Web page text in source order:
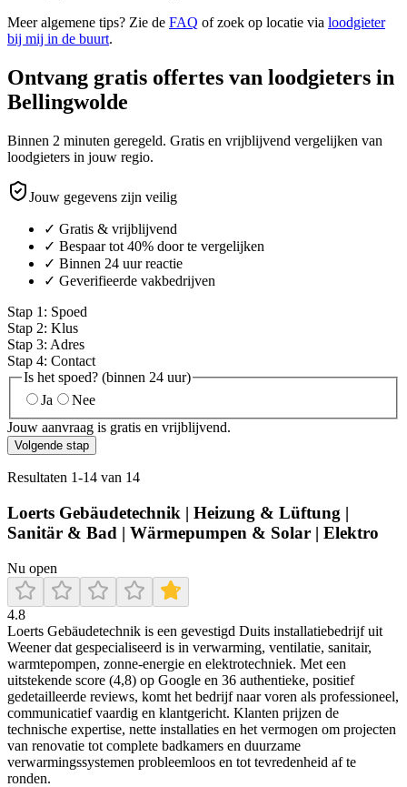
Meer algemene tips? Zie de FAQ of zoek op locatie via loodgieter
bij mij in de buurt.
Ontvang gratis offertes van loodgieters in
Bellingwolde
Binnen 2 minuten geregeld. Gratis en vrijblijvend vergelijken van
loodgieters in jouw regio.
Jouw gegevens zijn veilig
✓ Gratis & vrijblijvend
✓ Bespaar tot 40% door te vergelijken
✓ Binnen 24 uur reactie
✓ Geverifieerde vakbedrijven
Stap 1 : Spoed
Stap 2: Klus
Stap 3: Adres
Stap 4: Contact
Is het spoed? (binnen 24 uur)
Ja
Nee
Jouw aanvraag is gratis en vrijblijvend.
Volgende stap
Resultaten 1-14 van 14
Loerts Gebäudetechnik | Heizung & Lüftung |
Sanitär & Bad | Wärmepumpen & Solar | Elektro
Nu open
4.8
Loerts Gebäudetechnik is een gevestigd Duits installatiebedrijf uit
Weener dat gespecialiseerd is in verwarming, ventilatie, sanitair,
warmtepompen, zonne-energie en elektrotechniek. Met een
uitstekende score (4,8) op Google en 36 authentieke, positief
gedetailleerde reviews, komt het bedrijf naar voren als professioneel,
communicatief vaardig en klantgericht. Klanten prijzen de
technische expertise, nette installaties en het vermogen om projecten
van renovatie tot complete badkamers en duurzame
verwarmingssystemen probleemloos en tot tevredenheid af te
ronden.